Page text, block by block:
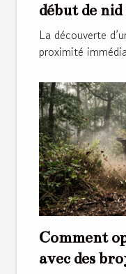
début de nid
La découverte
proximité
Comment
avec des